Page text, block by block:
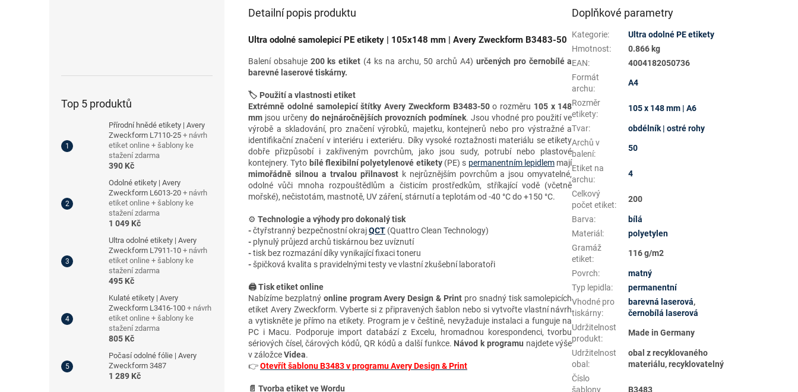
Top 5 produktů
Přírodní hnědé etikety | Avery
Zweckform L7110-25 + návrh
etiket online + šablony ke
stažení zdarma
390 Kč
Odolné etikety | Avery
Zweckform L6013-20 + návrh
etiket online + šablony ke
stažení zdarma
1 049 Kč
Ultra odolné etikety | Avery
Zweckform L7911-10 + návrh
etiket online + šablony ke
stažení zdarma
495 Kč
Kulaté etikety | Avery
Zweckform L3416-100 + návrh
etiket online + šablony ke
stažení zdarma
805 Kč
Počasí odolné fólie | Avery
Zweckform 3487
1 289 Kč
Detailní popis produktu
Ultra odolné samolepicí PE etikety | 105x148 mm | Avery Zweckform B3483-50
Balení obsahuje200 ks etiket (4 ks na archu, 50 archů A4) určených pro černobílé a
barevné laserové tiskárny.
🏷️ Použití a vlastnosti etiket
Extrémně odolné samolepicí štítky Avery Zweckform B3483-50o rozměru 105 x 148
mm jsou určenydo nejnáročnějších provozních podmínek. Jsou vhodné pro použití ve
výrobě a skladování, pro značení výrobků, majetku, kontejnerů nebo pro výstražné a
identifikační značení v interiéru i exteriéru. Díky vysoké roztažnosti materiálu se etikety
dobře přizpůsobí i zakřiveným povrchům, jako jsou sudy, potrubí nebo plastové
kontejnery. Tyto bílé flexibilní polyetylenové etikety (PE) s permanentním lepidlem mají
mimořádně silnou a trvalou přilnavostk nejrůznějším povrchům a jsou omyvatelné,
odolné vůči mnoha rozpouštědlům a čisticím prostředkům, stříkající vodě (včetně
mořské), nečistotám, mastnotě, UV záření, stárnutí a teplotám od -40 °C do +150 °C.
⚙️ Technologie a výhodypro dokonalý tisk
-čtyřstranný bezpečnostní okrajQCT (Quattro Clean Technology)
- plynulý průjezd archů tiskárnou bez uvíznutí
-tisk bez rozmazání díky vynikající fixaci toneru
- špičková kvalita s pravidelnými testy ve vlastní zkušební laboratoři
🖨️ Tisk etiket online
Nabízíme bezplatnýonline program Avery Design & Print pro snadný tisk samolepicích
etiket Avery Zweckform. Vyberte si z připravených šablon nebo si vytvořte vlastní návrh
a vytiskněte je přímo na etikety. Program je v češtině, nevyžaduje instalaci a funguje na
PC i Macu. Podporuje import databází z Excelu, hromadnou korespondenci, tvorbu
sériových čísel, čárových kódů, QR kódů a další funkce. Návod k programu najdete výše
v záložceVidea.
👉Otevřít šablonu B3483 v programu Avery Design & Print
📄 Tvorba etiket ve Wordu
Doplňkové parametry
Kategorie:
Ultra odolné PE etikety
Hmotnost:
0.866 kg
EAN:
4004182050736
Formát
archu:
A4
Rozměr
etikety:
105 x 148 mm | A6
Tvar:
obdélník | ostré rohy
Archů v
balení:
50
Etiket na
archu:
4
Celkový
počet etiket:
200
Barva:
bílá
Materiál :
polyetylen
Gramáž
etiket:
116 g/m2
Povrch:
matný
Typ lepidla:
permanentní
Vhodné pro
tiskárny:
barevná laserová,
černobílá laserová
Udržitelnost
produkt:
Made in Germany
Udržitelnost
obal :
obal z recyklovaného
materiálu, recyklovatelný
Číslo
šablony
B3483